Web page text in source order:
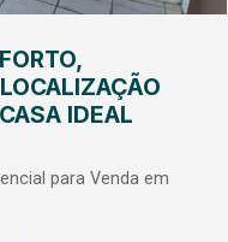
IDEAL
para Venda em